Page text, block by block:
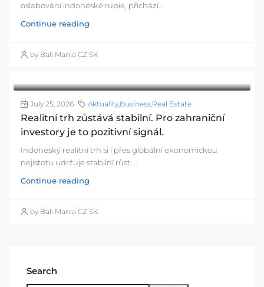
oslabování indonéské rupie, přichází...
Continue reading
by Bali Mania CZ SK
July 25, 2026 Aktuality,Business,Real Estate
Realitní trh zůstává stabilní. Pro zahraniční
investory je to pozitivní signál.
Indonéský realitní trh si i přes globální ekonomickou
nejistotu udržuje stabilní růst....
Continue reading
by Bali Mania CZ SK
Search